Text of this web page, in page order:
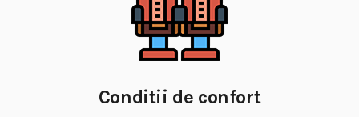
Conditii de confort